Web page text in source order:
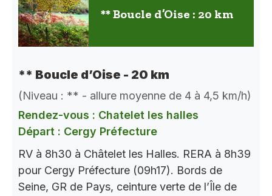
** Boucle d’Oise : 20 km
** Boucle d’Oise - 20 km
(Niveau : ** - allure moyenne de 4 à 4,5 km/h)
Rendez-vous : Chatelet les halles
Départ : Cergy Préfecture
RV à 8h30 à Châtelet les Halles. RERA à 8h39
pour Cergy Préfecture (09h17). Bords de
Seine, GR de Pays, ceinture verte de l’Île de